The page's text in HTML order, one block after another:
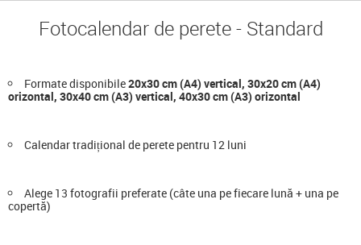
Fotocalendar de perete - Standard
Formate disponibile20x30 cm (A4) vertical, 30x20 cm (A4)
orizontal, 30x40 cm (A3) vertical, 40x30 cm (A3) orizontal
Calendar tradițional de perete pentru 12 luni
Alege 13 fotografii preferate (câte una pe fiecare lună + una pe
copertă)